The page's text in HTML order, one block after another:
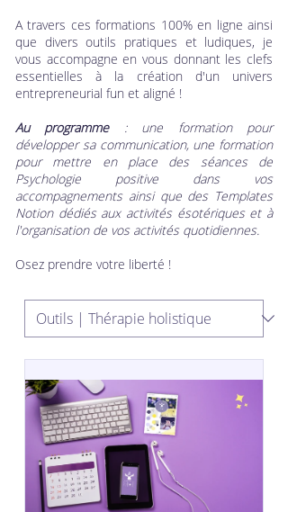
A travers ces formations 100% en ligne ainsi
que divers outils pratiques et ludiques, je
vous accompagne en vous donnant les clefs
essentielles à la création d'un univers
entrepreneurial fun et aligné !
Au programme: une formation pour
développer sa communication, une formation
pour mettre en place des séances de
Psychologie positive dans vos
accompagnements ainsi que des Templates
Notion dédiés aux activités ésotériques et à
l'organisation de vos activités quotidiennes.
Osez prendre votre liberté !